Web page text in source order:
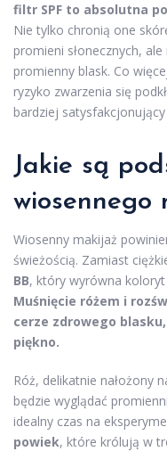
filtr SPF to absolutna
Nie tylko chronią one
promieni słonecznych,
promienny blask. Co
ryzyko zwarzenia się
bardziej
Jakie są
wiosennego
Wiosenny makijaż
świeżością. Zamiast
BB, który wyrówna
Muśnięcie różem i
cerze zdrowego
piękno.
Róż, delikatnie nałożony
będzie wyglądać
idealny czas na
powiek, które królują w